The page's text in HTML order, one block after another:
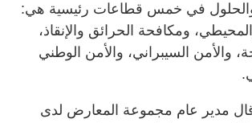
والحلول في خمس قطاعات رئيسية هي:
ومكافحة الحرائق والإنقاذ،
والأمن السيبراني، والأمن الوطني
قال مدير عام مجموعة المعارض لدى